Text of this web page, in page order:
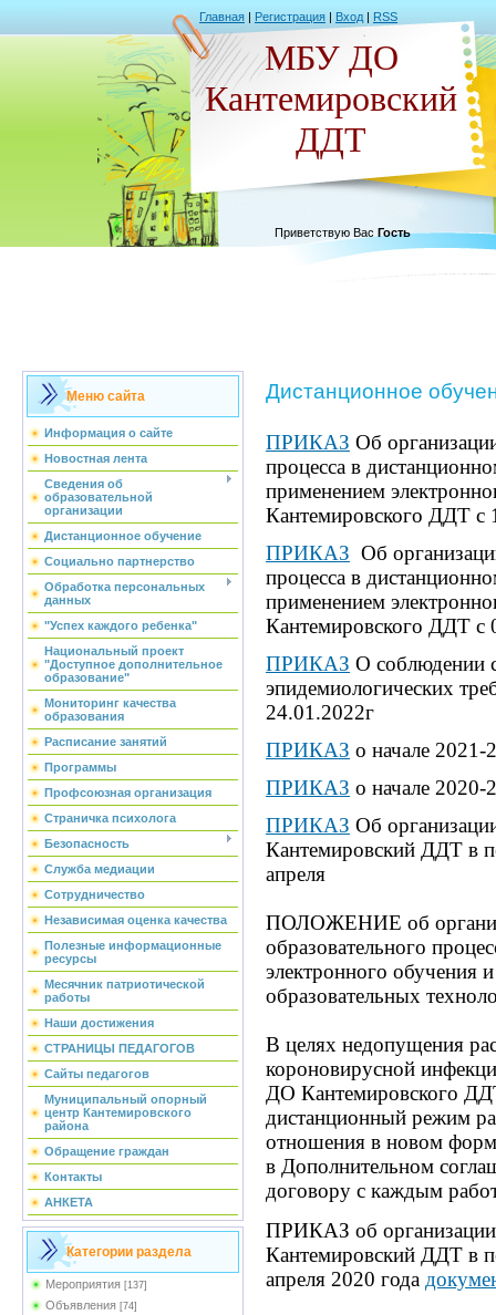
Главная | Регистрация | Вход | RSS
МБУ ДО
Кантемировский
ДДТ
Приветствую Вас Гость
Меню сайта
Информация о сайте
Новостная лента
Сведения об
образовательной
организации
Дистанционное обучение
Социально партнерство
Обработка персональных
данных
"Успех каждого ребенка"
Национальный проект
"Доступное дополнительное
образование"
Мониторинг качества
образования
Расписание занятий
Программы
Профсоюзная организация
Страничка психолога
Безопасность
Служба медиации
Сотрудничество
Независимая оценка качества
Полезные информационные
ресурсы
Месячник патриотической
работы
Наши достижения
СТРАНИЦЫ ПЕДАГОГОВ
Сайты педагогов
Муниципальный опорный
центр Кантемировского
района
Обращение граждан
Контакты
АНКЕТА
Категории раздела
Мероприятия [137]
Объявления [74]
Дистанционное
ПРИКАЗ Об
процесса в
применением
Кантемировского ДДТ с
ПРИКАЗ Об
процесса в
применением
Кантемировского ДДТ с
ПРИКАЗ О соблюдении
эпидемиологических
24.01.2022г
ПРИКАЗ о начале
ПРИКАЗ о начале
ПРИКАЗ Об
Кантемировский ДДТ в
апреля
ПОЛОЖЕНИЕ об
образовательного
электронного обучения
образовательных
В целях недопущения
короновирусной
ДО Кантемировского
дистанционный режим
отношения в новом
в Дополнительном
договору с каждым
ПРИКАЗ об
Кантемировский ДДТ в
апреля 2020 года